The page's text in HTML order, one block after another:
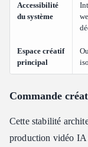
Accessibilité
du système
Espace créatif
principal
Commande
Cette stabilité
production vidéo IA